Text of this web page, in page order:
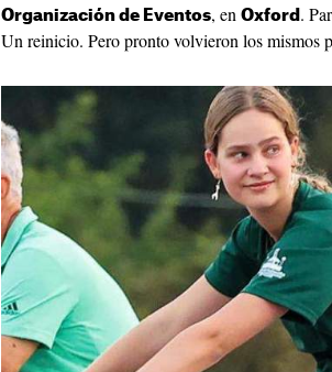
Organización de Eventos, en Oxford .
Un reinicio. Pero pronto volvieron los mismos